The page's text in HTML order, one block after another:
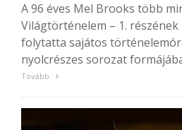
A 96 éves Mel Brooks több
Világtörténelem – 1.
folytatta sajátos
nyolcrészes sorozat
Tovább